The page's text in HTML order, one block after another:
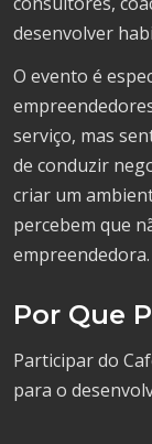
desenvolver
O evento é
serviço, mas
de conduzir
criar um
percebem que
empreendedora.
Por Que
Participar do
para o